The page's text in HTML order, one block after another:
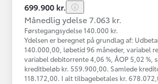
699.900 kr.
Månedlig ydelse 7.063 kr.
Førstegangsydelse 140.000 kr.
Ydelsen er beregnet på grundlag af:
140.000,00, løbetid 96 måneder, variabel
variabel debitorrente 4,06 %, ÅOP 5,02 %,
kreditbeløb kr. 559.900,00. Samlede
118.172,00. I alt tilbagebetales kr.